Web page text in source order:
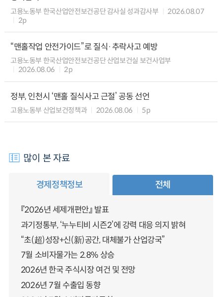
고용노동부 한국산업안전보건공단 감사실 성과감사부
2026.08.07
2p
“맨홀작업 안전가이드”로 질식·추락사고 예방
고용노동부 한국산업안전보건공단 산업보건실 보건사업부
2026.08.06
2p
정부, 인천시 ‘맨홀 질식사고 근절’ 공동 선언
고용노동부 산업보건정책과 2026.08.06 5p
많이 본 자료
경제정책정보 전체
『2026년 세제개편안』 발표
과기정통부, ‘누누티비 시즌2’에 강력 대응 의지 밝혀
“초(超)성장+신(新)공간, 대체불가 산업강국”
7월 소비자물가는 2.8% 상승
2026년 한국 주식시장 여건 및 전망
2026년 7월 수출입 동향